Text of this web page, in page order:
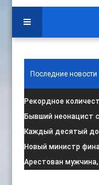
Последние новости
Рекордное
программу по
Бывший неонацист
негативной
Каждый десятый
намерен соблюдать
Новый министр
свой первый
Арестован